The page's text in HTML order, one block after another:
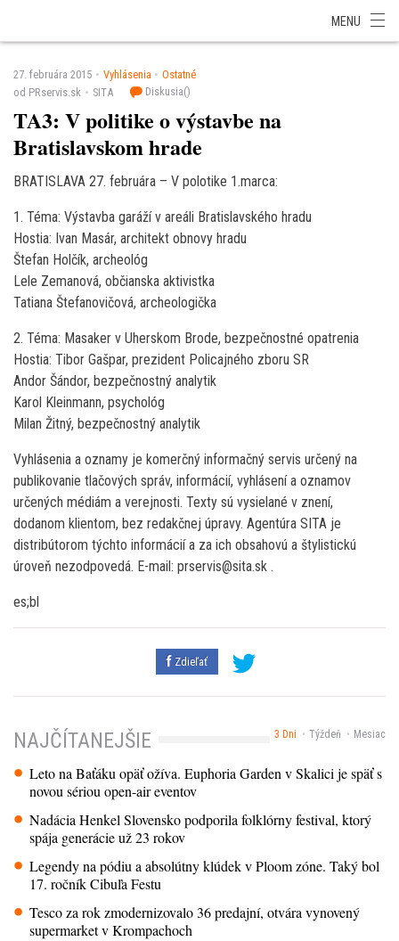
MENU
27. februára 2015 Vyhlásenia
Ostatné
od PRservis.sk
SITA Diskusia()
TA3: V politike o výstavbe na
Bratislavskom hrade
BRATISLAVA 27. februára – V polotike 1.marca:
1. Téma: Výstavba garáží v areáli Bratislavského hradu
Hostia: Ivan Masár, architekt obnovy hradu
Štefan Holčík, archeológ
Lele Zemanová, občianska aktivistka
Tatiana Štefanovičová, archeologička
2. Téma: Masaker v Uherskom Brode, bezpečnostné opatrenia
Hostia: Tibor Gašpar, prezident Policajného zboru SR
Andor Šándor, bezpečnostný analytik
Karol Kleinmann, psychológ
Milan Žitný, bezpečnostný analytik
Vyhlásenia a oznamy je komerčný informačný servis určený na
publikovanie tlačových správ, informácií, vyhlásení a oznamov
určených médiám a verejnosti. Texty sú vysielané v znení,
dodanom klientom, bez redakčnej úpravy. Agentúra SITA je
distribútorom týchto informácií a za ich obsahovú a štylistickú
úroveň nezodpovedá. E-mail: prservis@sita.sk .
es;bl
Zdieľať
3 Dni Týždeň Mesiac
NAJČÍTANEJŠIE
Leto na Baťáku opäť ožíva. Euphoria Garden v Skalici je späť s
novou sériou open-air eventov
Nadácia Henkel Slovensko podporila folklórny festival, ktorý
spája generácie už 23 rokov
Legendy na pódiu a absolútny klúdek v Ploom zóne. Taký bol
17. ročník Cibuľa Festu
Tesco za rok zmodernizovalo 36 predajní, otvára vynovený
supermarket v Krompachoch